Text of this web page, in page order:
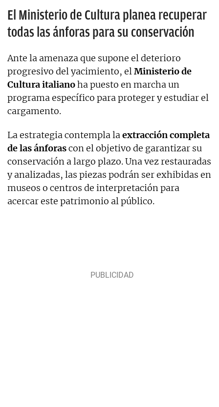
El Ministerio de Cultura planea recuperar
todas las ánforas para su conservación
Ante la amenaza que supone el deterioro
progresivo del yacimiento, elMinisterio de
Cultura italianoha puesto en marcha un
programa específico para proteger y estudiar el
cargamento.
La estrategia contempla laextracción completa
de las ánforascon el objetivo de garantizar su
conservación a largo plazo. Una vez restauradas
y analizadas, las piezas podrán ser exhibidas en
museos o centros de interpretación para
acercar este patrimonio al público.